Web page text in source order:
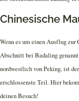
Chinesische
Wenn es um einen Ausflug zur
Abschnitt bei Badaling
nordwestlich von Peking, ist
erschlossenste Teil. Hier
deinen Besuch!